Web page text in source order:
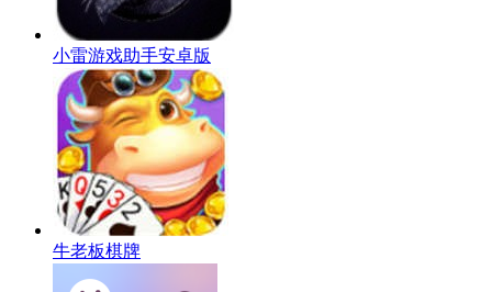
小雷游戏助手安卓版
牛老板棋牌